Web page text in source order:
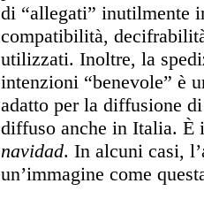
di “allegati” inutilmente
compatibilità,
utilizzati. Inoltre, la
intenzioni “benevole” è
adatto per la diffusione
diffuso anche in Italia. È
navidad. In alcuni casi,
un’immagine come